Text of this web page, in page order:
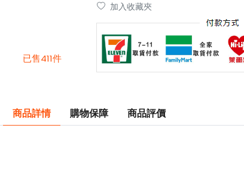
已售411件
加入收藏夾
商品詳情 購物保障 商品評價